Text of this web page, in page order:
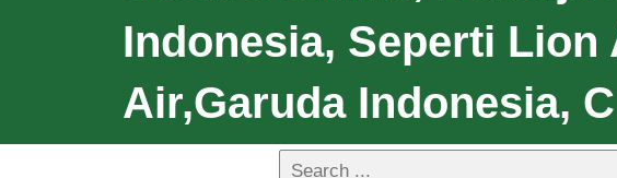
Indonesia, Seperti
Air,garuda Indonesia, C